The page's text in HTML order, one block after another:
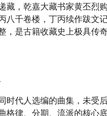
藏，乾嘉大藏书家黄丕烈
八千卷楼，丁丙续作跋文
，是古籍收藏史上极具传
时代人选编的曲集，未受
格律、分期、流派的核心底